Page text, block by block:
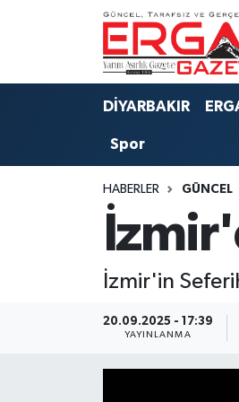
DİYARBAKIR
Spor
HABERLER GÜNCEL
İzmir'in
20.09.2025 - 17:39
YAYINLANMA
DİYARBAKIR
BAĞLAR
ERGANİ
Resmi İlanlar
Ergani Nöbetçi Eczaneler
Ergani Hava Durumu
Süper Lig Puan Durumu ve
Tüm Manşetler
Haber Arşivi